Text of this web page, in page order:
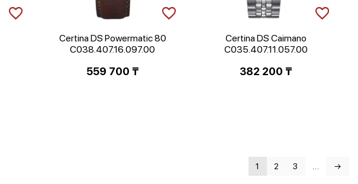
Certina DS Powermatic 80
C038.407.16.097.00
559 700 ₸
Certina DS Caimano
C035.407.11.057.00
382 200 ₸
1 2 3 →